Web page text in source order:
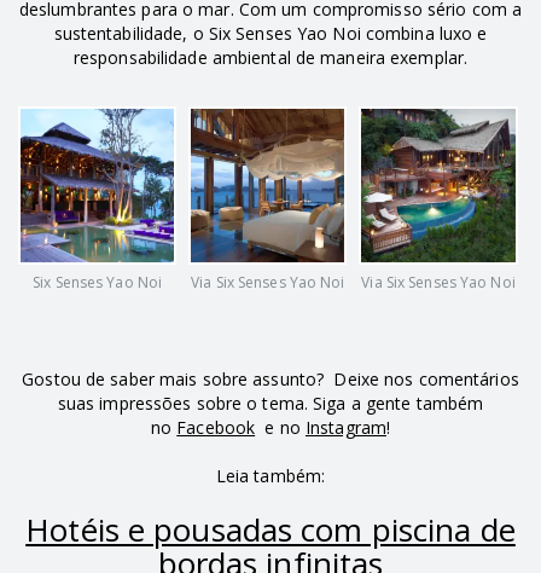
deslumbrantes para o mar. Com um compromisso sério com a
sustentabilidade, o Six Senses Yao Noi combina luxo e
responsabilidade ambiental de maneira exemplar.
Six Senses Yao Noi Via Six Senses Yao Noi Via Six Senses Yao Noi
Gostou de saber mais sobre assunto? Deixe nos comentários
suas impressões sobre o tema. Siga a gente também
no Facebook e no Instagram!
Leia também:
Hotéis e pousadas com piscina de
bordas infinitas